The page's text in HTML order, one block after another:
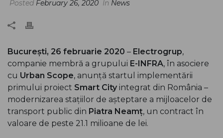
Posted February 26, 2020 In News
București, 26 februarie 2020 – Electrogrup,
companie membră a grupului E-INFRA, în asociere
cu Urban Scope, anunță startul implementării
primului proiect Smart City integrat din România –
modernizarea stațiilor de așteptare a mijloacelor de
transport public din Piatra Neamț, un contract în
valoare de peste 21.1 milioane de lei.